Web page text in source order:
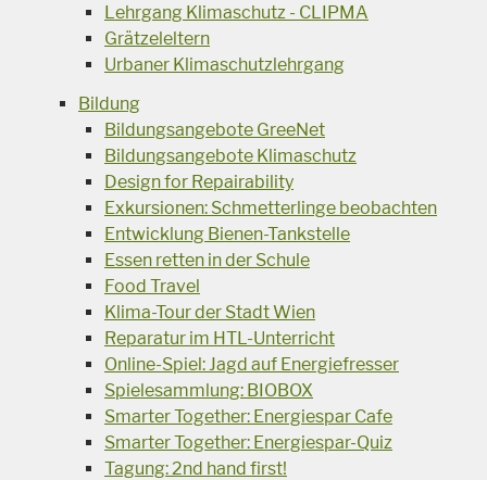
Lehrgang Klimaschutz - CLIPMA
Grätzeleltern
Urbaner Klimaschutzlehrgang
Bildung
Bildungsangebote GreeNet
Bildungsangebote Klimaschutz
Design for Repairability
Exkursionen: Schmetterlinge beobachten
Entwicklung Bienen-Tankstelle
Essen retten in der Schule
Food Travel
Klima-Tour der Stadt Wien
Reparatur im HTL-Unterricht
Online-Spiel: Jagd auf Energiefresser
Spielesammlung: BIOBOX
Smarter Together: Energiespar Cafe
Smarter Together: Energiespar-Quiz
Tagung: 2nd hand first!